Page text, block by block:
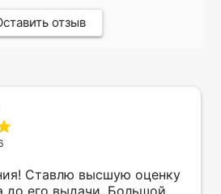
отзыв
Ставлю высшую оценку
до его выдачи. Большой